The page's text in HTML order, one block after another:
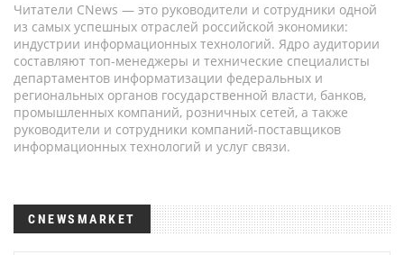
Читатели CNews — это руководители и сотрудники одной
из самых успешных отраслей российской экономики:
индустрии информационных технологий. Ядро аудитории
составляют топ-менеджеры и технические специалисты
департаментов информатизации федеральных и
региональных органов государственной власти, банков,
промышленных компаний, розничных сетей, а также
руководители и сотрудники компаний-поставщиков
информационных технологий и услуг связи.
CNEWSMARKET